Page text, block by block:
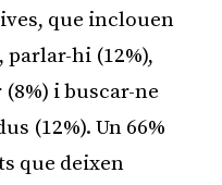
que inclouen
parlar-hi (12%),
i buscar-ne
(12%). Un 66%
que deixen